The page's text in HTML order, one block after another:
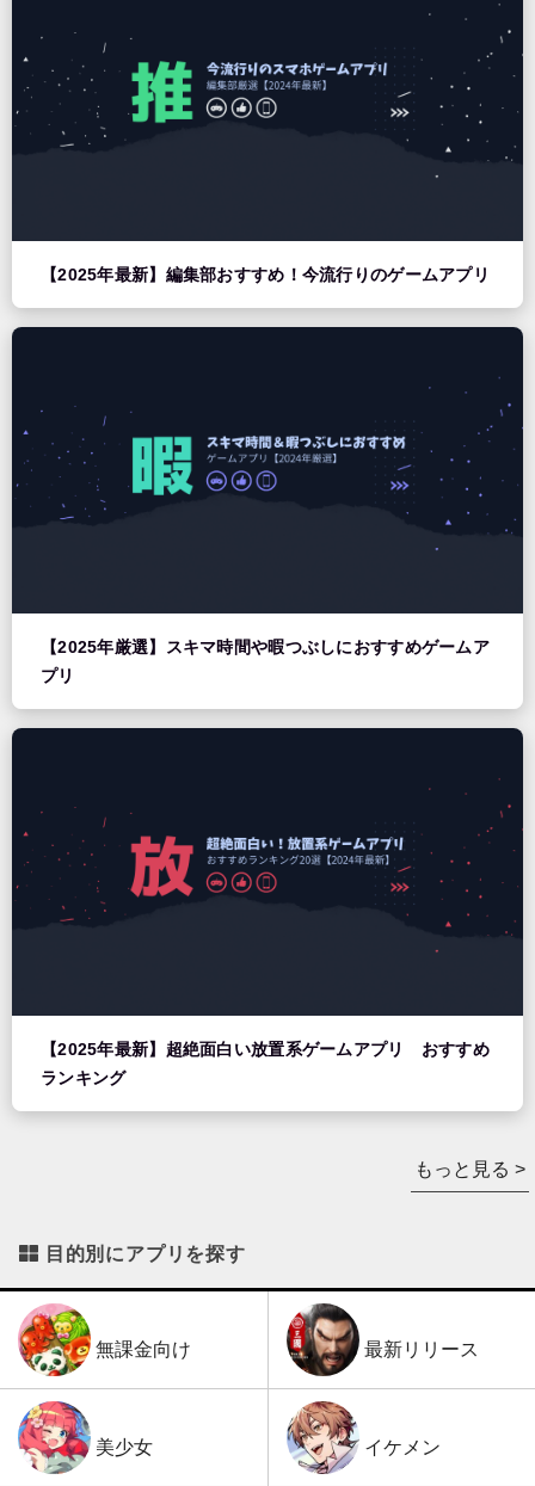
【2025年最新】編集部おすすめ！今流行りのゲームアプリ
【2025年厳選】スキマ時間や暇つぶしにおすすめゲームア
プリ
【2025年最新】超絶面白い放置系ゲームアプリ おすすめ
ランキング
もっと見る >
目的別にアプリを探す
無課金向け 最新リリース
美少女 イケメン